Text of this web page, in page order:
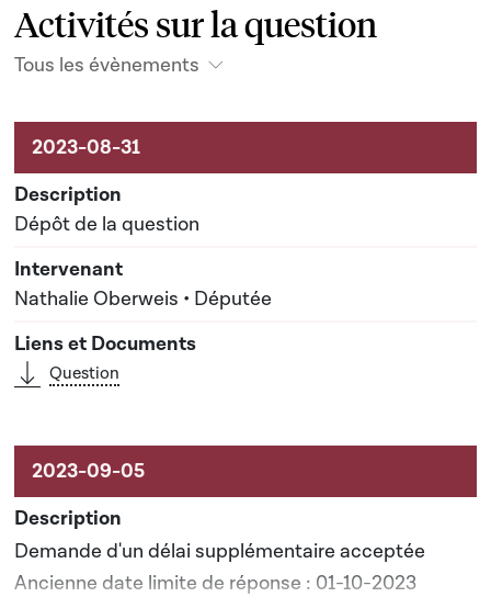
Activités sur la question
Tous les évènements
Activités liées au dossier
Dépôt de la question
Nathalie Oberweis • Députée
Question
Demande d'un délai supplémentaire acceptée
Ancienne date limite de réponse : 01-10-2023